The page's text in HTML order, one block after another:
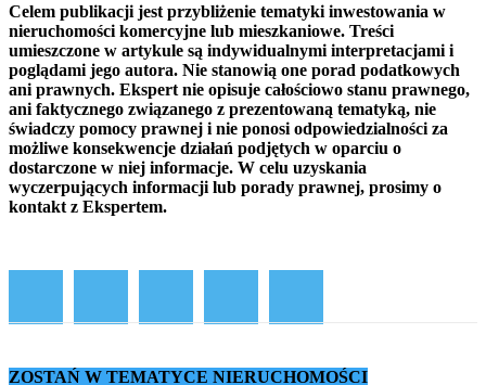
Celem publikacji jest przybliżenie tematyki inwestowania w
nieruchomości komercyjne lub mieszkaniowe. Treści
umieszczone w artykule są indywidualnymi interpretacjami i
poglądami jego autora. Nie stanowią one porad podatkowych
ani prawnych. Ekspert nie opisuje całościowo stanu prawnego,
ani faktycznego związanego z prezentowaną tematyką, nie
świadczy pomocy prawnej i nie ponosi odpowiedzialności za
możliwe konsekwencje działań podjętych w oparciu o
dostarczone w niej informacje. W celu uzyskania
wyczerpujących informacji lub porady prawnej, prosimy o
kontakt z Ekspertem.
ZOSTAŃ W TEMATYCE NIERUCHOMOŚCI